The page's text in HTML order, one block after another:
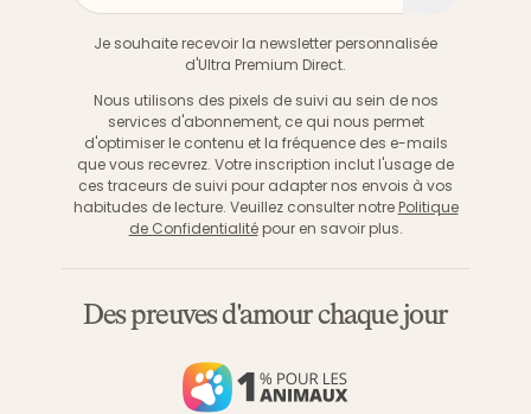
Je souhaite recevoir la newsletter personnalisée
d'Ultra Premium Direct.
Nous utilisons des pixels de suivi au sein de nos
services d'abonnement, ce qui nous permet
d'optimiser le contenu et la fréquence des e-mails
que vous recevrez. Votre inscription inclut l'usage de
ces traceurs de suivi pour adapter nos envois à vos
habitudes de lecture. Veuillez consulter notre Politique
de Confidentialitépour en savoir plus.
Des preuves d'amour chaque jour